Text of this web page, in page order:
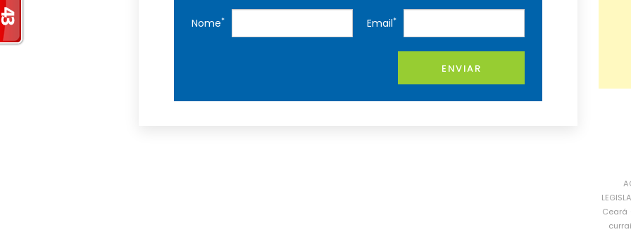
Nome* Email*
ENVIAR
Ceará